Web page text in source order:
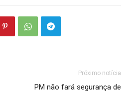
Próximo notícia
PM não fará segurança de